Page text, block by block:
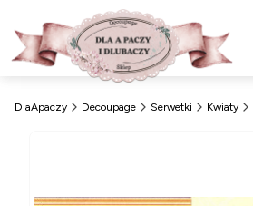
DlaApaczy Decoupage Serwetki Kwiaty